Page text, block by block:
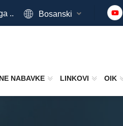
.. Bosanski
NABAVKE LINKOVI OIK